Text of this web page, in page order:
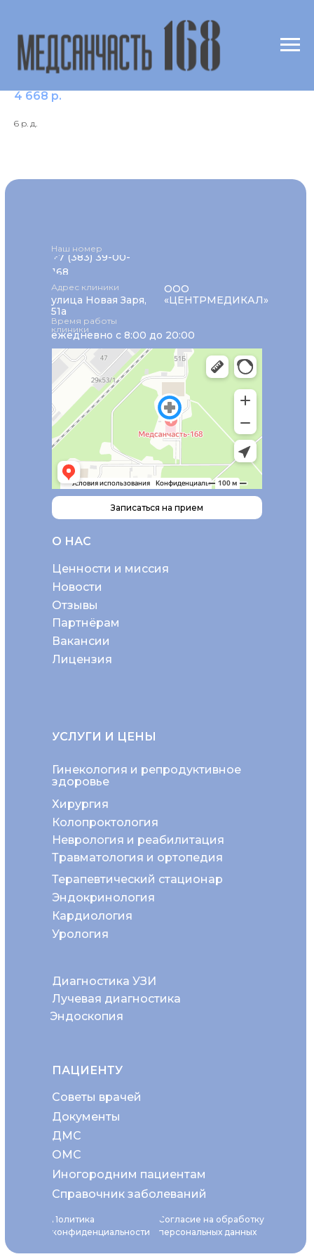
Витамин D2 (25-OH D2)
4 668 р.
6 р. д.
О НАС
Политика
конфиденциальности
Согласие на обработку
персональных данных
Ценности и миссия
Новости
+7 (383) 39-00-
168
Отзывы
Партнёрам
Вакансии
Лицензия
Неврология и реабилитация
Колопроктология
Хирургия
Гинекология и репродуктивное
здоровье
Диагностика УЗИ
Эндоскопия
Травматология и ортопедия
Эндокринология
Терапевтический стационар
Кардиология
Урология
Лучевая диагностика
УСЛУГИ И ЦЕНЫ
ПАЦИЕНТУ
Советы врачей
ОМС
Документы
ДМС
Иногородним пациентам
Справочник заболеваний
Наш номер
ежедневно с 8:00 до 20:00
Время работы
клиники
Адрес клиники
улица Новая Заря,
51а
ООО
«ЦЕНТРМЕДИКАЛ»
Записаться на прием